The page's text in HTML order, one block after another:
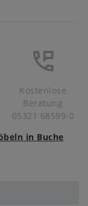
Kostenlose
Beratung
05321 68599-0
in Buche